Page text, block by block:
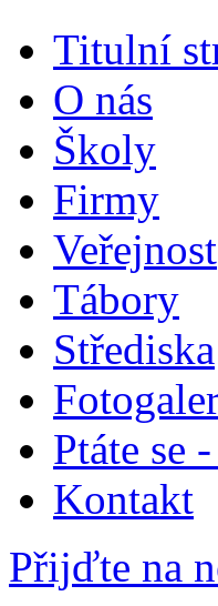
Titulní
O nás
Školy
Firmy
Veřejnost
Tábory
Střediska
Ptáte se
Kontakt
Přijďte na